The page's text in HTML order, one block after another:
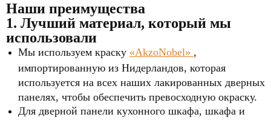
Наши преимущества
1. Лучший материал, который мы
использовали
Мы используем краску «AkzoNobel» ,
импортированную из Нидерландов, которая
используется на всех наших лакированных дверных
панелях, чтобы обеспечить превосходную окраску.
Для дверной панели кухонного шкафа, шкафа и